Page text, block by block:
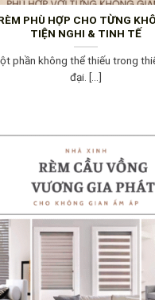
PHÙ HỢP CHO TỪNG
TIỆN NGHI & TINH TẾ
phần không thể thiếu trong
đại. [...]